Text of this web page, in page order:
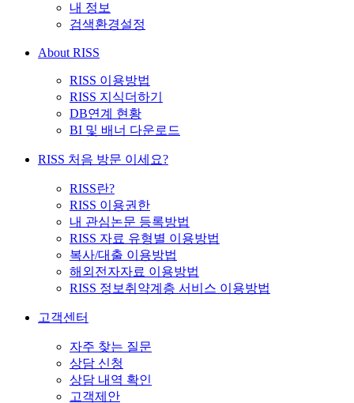
내 정보
검색환경설정
About RISS
RISS 이용방법
RISS 지식더하기
DB연계 현황
BI 및 배너 다운로드
RISS 처음 방문 이세요?
RISS란?
RISS 이용권한
내 관심논문 등록방법
RISS 자료 유형별 이용방법
복사/대출 이용방법
해외전자자료 이용방법
RISS 정보취약계층 서비스 이용방법
고객센터
자주 찾는 질문
상담 신청
상담 내역 확인
고객제안